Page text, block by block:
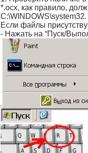
*.ocx, как правило,
C:\WINDOWS\system32.
Если файлы
- Нажать на “Пуск/